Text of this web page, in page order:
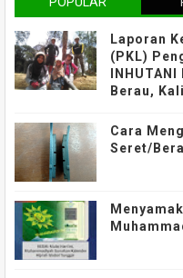
Laporan
(PKL)
Berau,
Cara
Seret/